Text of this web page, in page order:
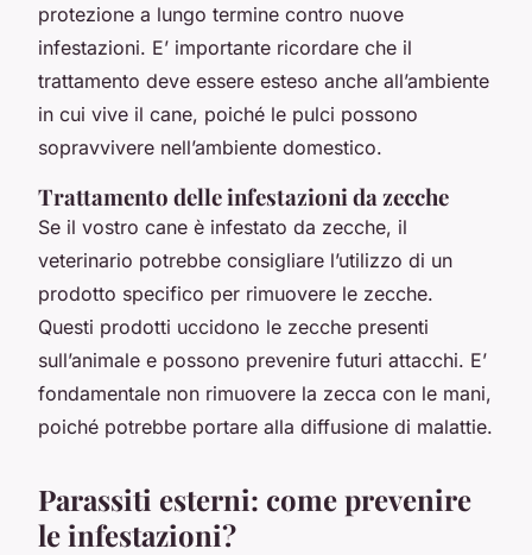
protezione a lungo termine contro nuove
infestazioni. E’ importante ricordare che il
trattamento deve essere esteso anche all’ambiente
in cui vive il cane, poiché le pulci possono
sopravvivere nell’ambiente domestico.
Trattamento delle infestazioni da zecche
Se il vostro cane è infestato da zecche, il
veterinario potrebbe consigliare l’utilizzo di un
prodotto specifico per rimuovere le zecche.
Questi prodotti uccidono le zecche presenti
sull’animale e possono prevenire futuri attacchi. E’
fondamentale non rimuovere la zecca con le mani,
poiché potrebbe portare alla diffusione di malattie.
Parassiti esterni: come prevenire
le infestazioni?